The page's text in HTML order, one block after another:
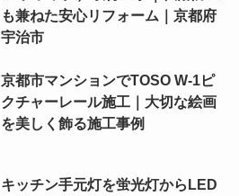
も兼ねた安心リフォーム｜京都府
宇治市
京都市マンションでTOSO W-1ピ
クチャーレール施工｜大切な絵画
を美しく飾る施工事例
キッチン手元灯を蛍光灯からLED